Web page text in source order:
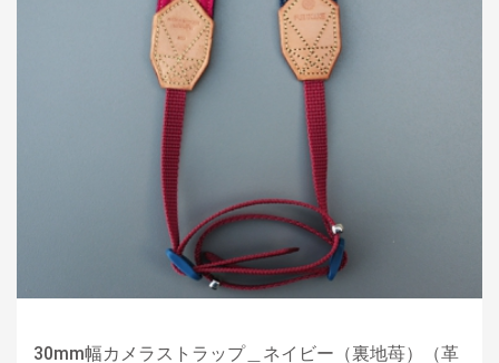
30mm幅カメラストラップ＿ネイビー（裏地苺）（革